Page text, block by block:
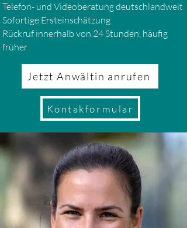
Telefon- und Videoberatung deutschlandweit
Sofortige Ersteinschätzung
Rückruf innerhalb von 24 Stunden, häufig
früher
Jetzt Anwältin anrufen
Kontakformular